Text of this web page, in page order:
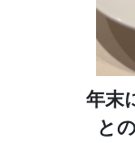
年末
と